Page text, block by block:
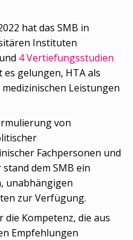
hat das SMB in
Instituten
und 4 Vertiefungsstudien
gelungen, HTA als
Leistungen
von
Fachpersonen und
dem SMB ein
unabhängigen
zur Verfügung.
Kompetenz, die aus
Empfehlungen